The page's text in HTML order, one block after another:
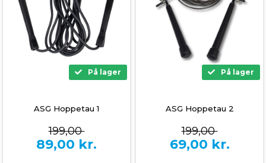
På lager
ASG Hoppe­tau 1
199,00
89,00 kr.
På lager
ASG Hoppetau 2
199,00
69,00 kr.